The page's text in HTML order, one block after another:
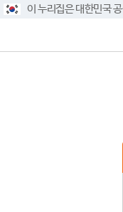
이 누리집은 대한민국